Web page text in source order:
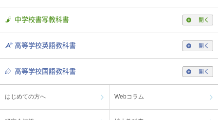
中学校書写教科書 開く
高等学校英語教科書 開く
高等学校国語教科書 開く
はじめての方へ Webコラム